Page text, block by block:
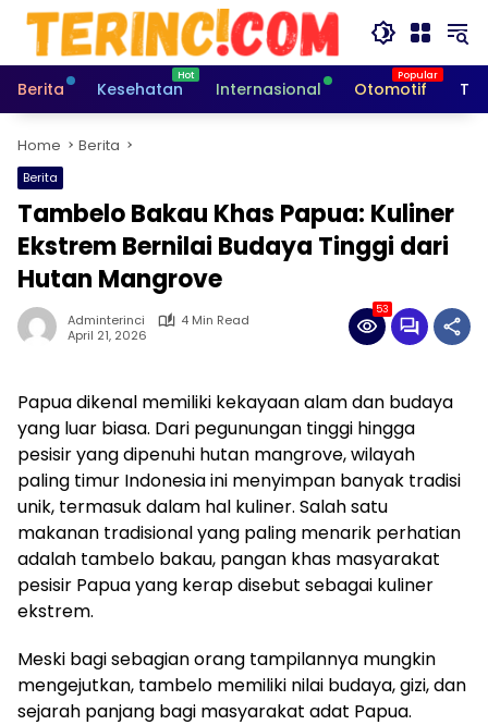
Skip
content
Berita
Kesehatan Internasional Otomotif
Home Berita
Berita
Tambelo Bakau Khas Papua: Kuliner
Ekstrem Bernilai Budaya Tinggi dari
Hutan Mangrove
Adminterinci
4 Min Read
April 21, 2026
53
Papua dikenal memiliki kekayaan alam dan budaya
yang luar biasa. Dari pegunungan tinggi hingga
pesisir yang dipenuhi hutan mangrove, wilayah
paling timur Indonesia ini menyimpan banyak tradisi
unik, termasuk dalam hal kuliner. Salah satu
makanan tradisional yang paling menarik perhatian
adalah tambelo bakau, pangan khas masyarakat
pesisir Papua yang kerap disebut sebagai kuliner
ekstrem.
Meski bagi sebagian orang tampilannya mungkin
mengejutkan, tambelo memiliki nilai budaya, gizi, dan
sejarah panjang bagi masyarakat adat Papua.